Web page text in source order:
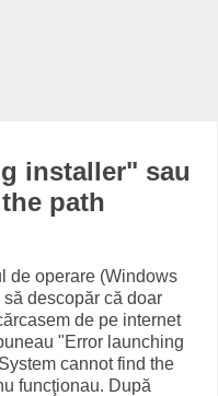
installer" sau
path
de operare (Windows
descopăr că doar
de pe internet
"Error launching
cannot find the
funcţionau. După